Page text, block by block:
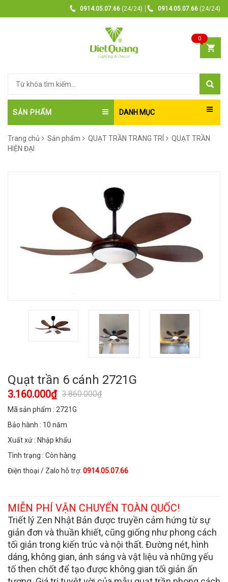
0914.05.07.66 (24/24) 0914.05.07.66 (24/24)
0
SẢN PHẨM DANH MỤC
Trang chủ Sản phẩm QUẠT TRẦN TRANG TRÍ
QUẠT TRẦN
HIỆN ĐẠI
Quạt trần 6 cánh 2721G
3.160.000₫ 3.860.000₫
Mã sản phẩm : 2721G
Bảo hành : 10 năm
Xuất xứ : Nhập khẩu
Tình trạng : Còn hàng
Điện thoại / Zalo hỗ trợ: 0914.05.07.66
MIỄN PHÍ VẬN CHUYỂN TOÀN QUỐC!
Triết lý Zen Nhật Bản được truyền cảm hứng từ sự
giản đơn và thuần khiết, cũng giống như phong cách
tối giản trong kiến trúc và nội thất. Đường nét, hình
dáng, không gian, ánh sáng và vật liệu và những yếu
tố then chốt để tạo được không gian tối giản ấn